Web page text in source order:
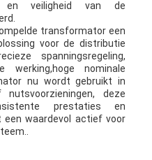
en veiligheid van de
transformator een
voor de distributie
spanningsregeling,
werking,hoge nominale
nu wordt gebruikt in
deze
prestaties en
een waardevol actief voor